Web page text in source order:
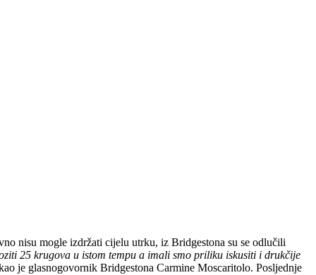
nisu mogle izdržati cijelu utrku, iz Bridgestona su se odlučili
25 krugova u istom tempu a imali smo priliku iskusiti i drukčije
je glasnogovornik Bridgestona Carmine Moscaritolo. Posljednje